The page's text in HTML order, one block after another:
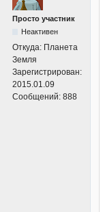
Просто участник
Неактивен
Откуда: Планета
Земля
Зарегистрирован:
2015.01.09
Сообщений: 888